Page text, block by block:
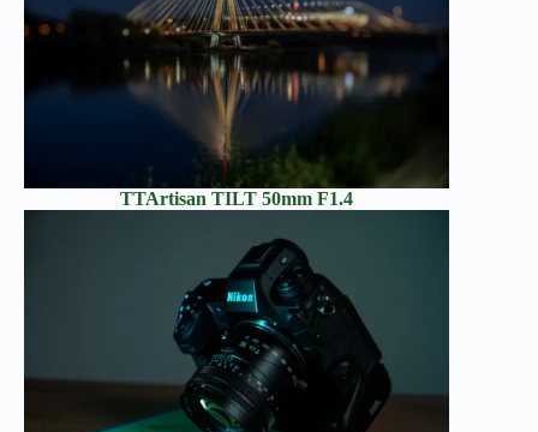
TTArtisan TILT50mm F1.4